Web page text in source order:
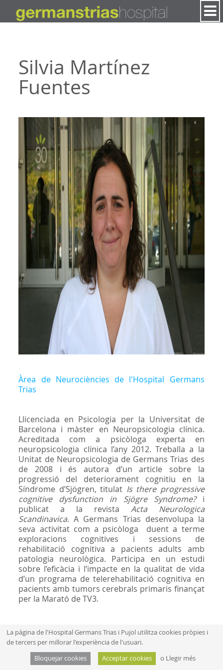
Silvia Martínez
Fuentes
Àrea de Neurociències de l'Hospital Germans
Trias
Llicenciada en Psicologia per la Universitat de
Barcelona i màster en Neuropsicologia clínica.
Acreditada com a psicòloga experta en
neuropsicologia clínica l’any 2012. Treballa a la
Unitat de Neuropsicologia de Germans Trias des
de 2008 i és autora d’un article sobre la
progressió del deteriorament cognitiu en la
Síndrome d’Sjögren, titulat Is there progressive
cognitive dysfunction in Sjögre Syndrome?i
publicat a la revista Acta Neurologica
Scandinavica. A Germans Trias desenvolupa la
seva activitat com a psicòloga duent a terme
exploracions cognitives i sessions de
rehabilitació cognitiva a pacients adults amb
patologia neurològica. Participa en un estudi
sobre l’eficàcia i l’impacte en la qualitat de vida
d’un programa de telerehabilitació cognitiva en
pacients amb tumors cerebrals primaris finançat
per la Marató de TV3.
Aví­s legal
La pàgina de l'Hospital Germans Trias i Pujol utilitza cookies pròpies i
de tercers per millorar l'experiència de l'usuari.
Bloquejar cookies
Acceptar cookies o Llegir més